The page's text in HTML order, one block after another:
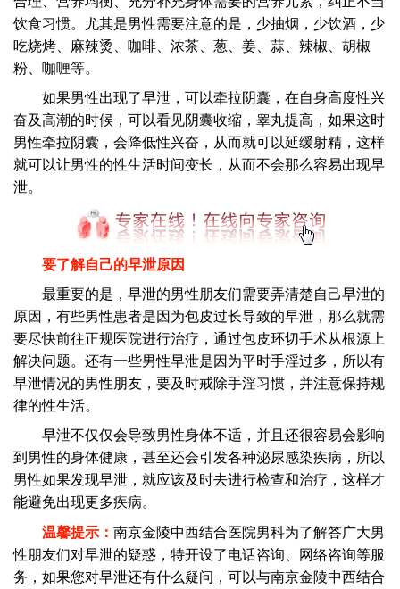
饮食习惯。尤其是男性需要注意的是，少抽烟，少饮酒，少
吃烧烤、麻辣烫、咖啡、浓茶、葱、姜、蒜、辣椒、胡椒
粉、咖喱等。
如果男性出现了早泄，可以牵拉阴囊，在自身高度性兴
奋及高潮的时候，可以看见阴囊收缩，睾丸提高，如果这时
男性牵拉阴囊，会降低性兴奋，从而就可以延缓射精，这样
就可以让男性的性生活时间变长，从而不会那么容易出现早
泄。
要了解自己的早泄原因
最重要的是，早泄的男性朋友们需要弄清楚自己早泄的
原因，有些男性患者是因为包皮过长导致的早泄，那么就需
要尽快前往正规医院进行治疗，通过包皮环切手术从根源上
解决问题。还有一些男性早泄是因为平时手淫过多，所以有
早泄情况的男性朋友，要及时戒除手淫习惯，并注意保持规
律的性生活。
早泄不仅仅会导致男性身体不适，并且还很容易会影响
到男性的身体健康，甚至还会引发各种泌尿感染疾病，所以
男性如果发现早泄，就应该及时去进行检查和治疗，这样才
能避免出现更多疾病。
温馨提示：南京金陵中西结合医院男科为了解答广大男
性朋友们对早泄的疑惑，特开设了电话咨询、网络咨询等服
务，如果您对早泄还有什么疑问，可以与南京金陵中西结合